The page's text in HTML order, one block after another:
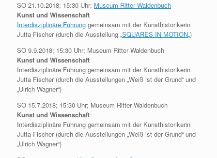
SO 21.10.2018; 15:30 Uhr; Museum Ritter Waldenbuch
Kunst und Wissenschaft
Interdisziplinäre Führung gemeinsam mit der Kunsthistorikerin
Jutta Fischer (durch die Ausstellung „SQUARES IN MOTION„)
SO 9.9.2018; 15:30 Uhr; Museum Ritter Waldenbuch
Kunst und Wissenschaft
Interdisziplinäre Führung gemeinsam mit der Kunsthistorikerin
Jutta Fischer (durch die Ausstellungen „Weiß ist der Grund“ und
„Ulrich Wagner“)
SO 15.7.2018; 15:30 Uhr; Museum Ritter Waldenbuch
Kunst und Wissenschaft
Interdisziplinäre Führung gemeinsam mit der Kunsthistorikerin
Jutta Fischer (durch die Ausstellungen „Weiß ist der Grund“ und
„Ulrich Wagner“)